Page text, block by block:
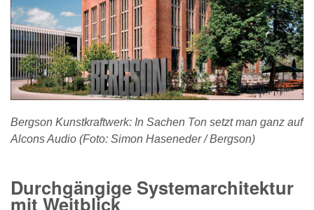
Bergson Kunstkraftwerk: In Sachen Ton setzt man ganz auf
Alcons Audio (Foto: Simon Haseneder / Bergson)
Durchgängige Systemarchitektur
mit Weitblick